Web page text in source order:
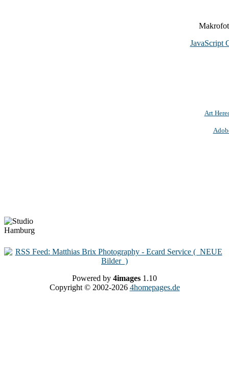
JavaScript
Art
Powered by 4images 1.10
Copyright © 2002-2026 4homepages.de